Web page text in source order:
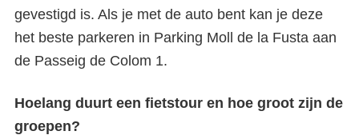
gevestigd is. Als je met de auto bent kan je deze
het beste parkeren in Parking Moll de la Fusta aan
de Passeig de Colom 1.
Hoelang duurt een fietstour en hoe groot zijn de
groepen?